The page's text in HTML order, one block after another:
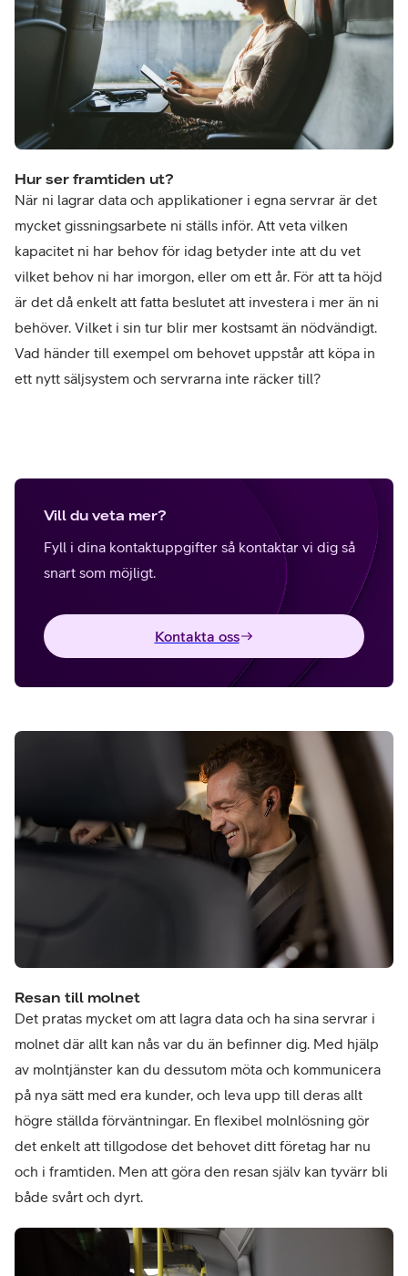
Hur ser framtiden ut?
När ni lagrar data och applikationer i egna servrar är det
mycket gissningsarbete ni ställs inför. Att veta vilken
kapacitet ni har behov för idag betyder inte att du vet
vilket behov ni har imorgon, eller om ett år. För att ta höjd
är det då enkelt att fatta beslutet att investera i mer än ni
behöver. Vilket i sin tur blir mer kostsamt än nödvändigt.
Vad händer till exempel om behovet uppstår att köpa in
ett nytt säljsystem och servrarna inte räcker till?
Vill du veta mer?
Fyll i dina kontaktuppgifter så kontaktar vi dig så
snart som möjligt.
Kontakta oss
Resan till molnet
Det pratas mycket om att lagra data och ha sina servrar i
molnet där allt kan nås var du än befinner dig. Med hjälp
av molntjänster kan du dessutom möta och kommunicera
på nya sätt med era kunder, och leva upp till deras allt
högre ställda förväntningar. En flexibel molnlösning gör
det enkelt att tillgodose det behovet ditt företag har nu
och i framtiden. Men att göra den resan själv kan tyvärr bli
både svårt och dyrt.